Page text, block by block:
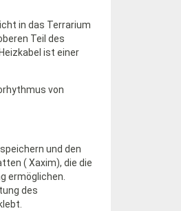
in das Terrarium
Teil des
ist einer
von
und den
( Xaxim), die die
ermöglichen.
des